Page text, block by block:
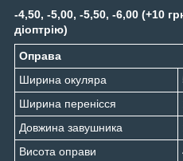
-4,50, -5,00, -5,50, -6,00 (+10
діоптрію)
Оправа
Ширина окуляра
Ширина перенісся
Довжина завушника
Висота оправи